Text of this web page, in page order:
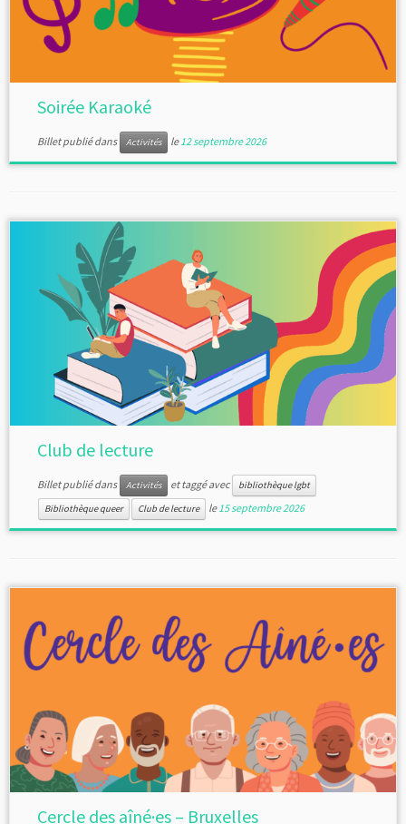
Soirée Karaoké
Billet publié dans Activités le 12 septembre 2026
Club de lecture
Billet publié dans Activités et taggé avec
bibliothèque lgbt
Bibliothèque queer
Club de lecture le 15 septembre 2026
Cercle des aîné·es – Bruxelles